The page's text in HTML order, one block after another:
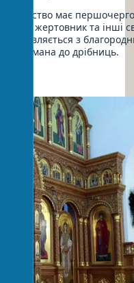
убранство має
жертовник та інші
з
продумана до дрібниць.